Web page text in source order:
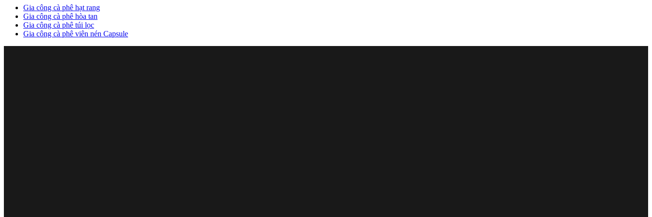
Gia công cà phê hạt rang
Gia công cà phê hòa tan
Gia công cà phê túi lọc
Gia công cà phê viên nén Capsule